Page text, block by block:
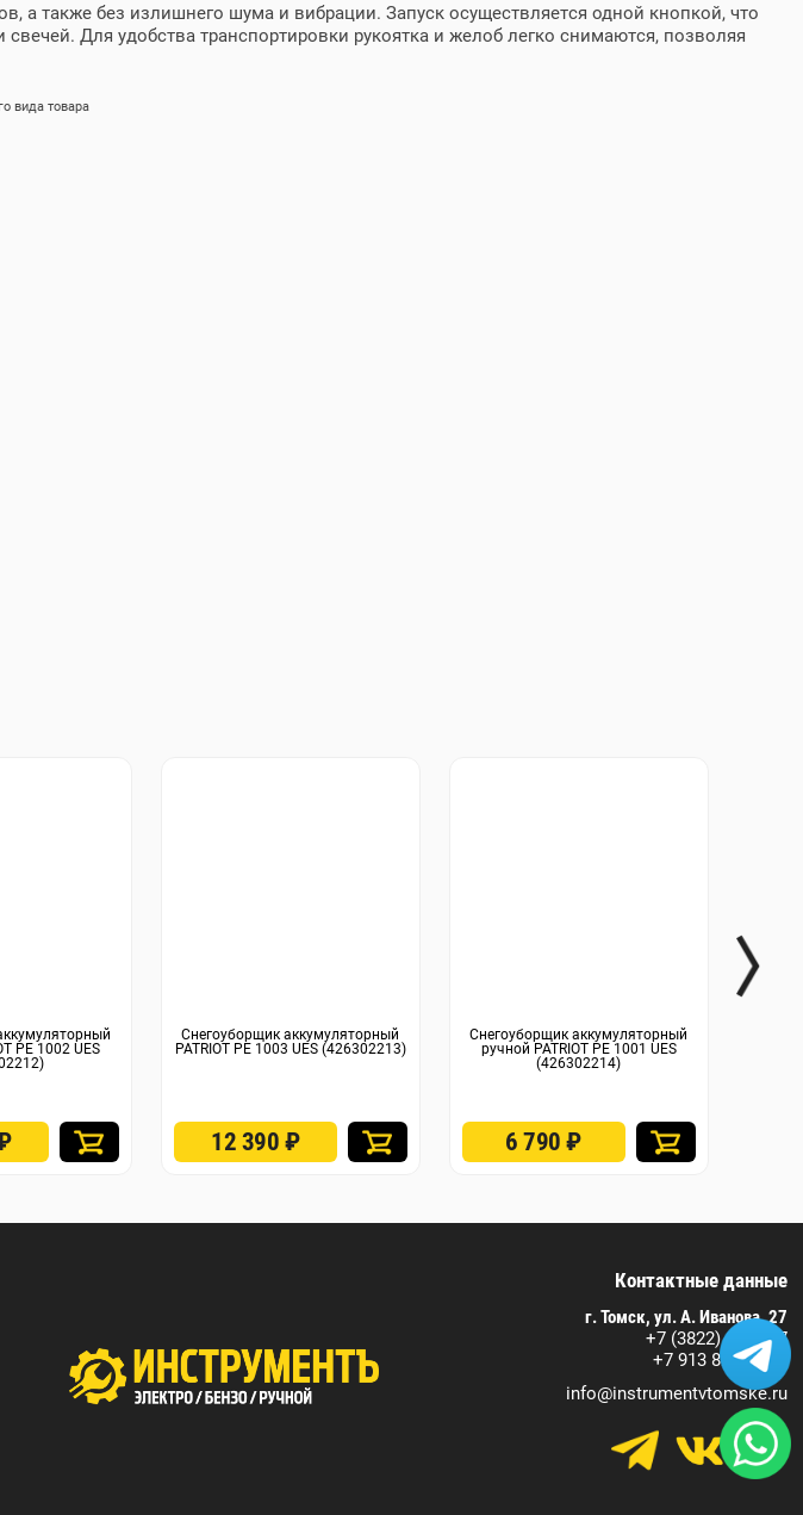
а также без излишнего шума и вибрации. Запуск осуществляется одной кнопкой, что
Для удобства транспортировки рукоятка и желоб легко снимаются, позволяя
вида товара
PE 1002 UES
Снегоуборщик аккумуляторный
PATRIOT PE 1003 UES (426302213)
12 390 ₽
Снегоуборщик аккумуляторный
ручной PATRIOT PE 1001 UES
(426302214)
6 790₽
Контактные данные
г. Томск, ул. А. Иванова, 27
+7 (3822) 590-717
+7 913 829 07 17
info@instrumentvtomske.ru